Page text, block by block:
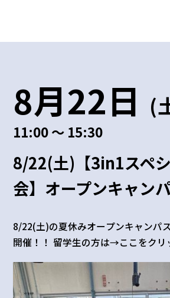
8月22日 (
11:00 ～ 15:30
8/22(土)【3in1スペ
会】オープンキャン
8/22(土)の夏休みオープンキャンパ
開催！！ 留学生の方は→ここをク
る、S15シルビアやNEWフェアレデ
使用したデモ体験など、盛りだくさ